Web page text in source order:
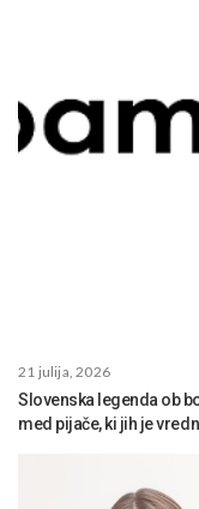
21 julija, 2026
Slovenska legenda ob
med pijače, ki jih je